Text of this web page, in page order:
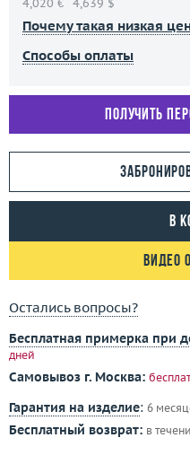
4,020 € 4,639 $
Почему такая низкая
Способы оплаты
Получить
В
Видео
Остались вопросы?
Бесплатная примерка при
дней
Самовывоз г. Москва:
Гарантия на изделие: 6
Бесплатный возврат: в